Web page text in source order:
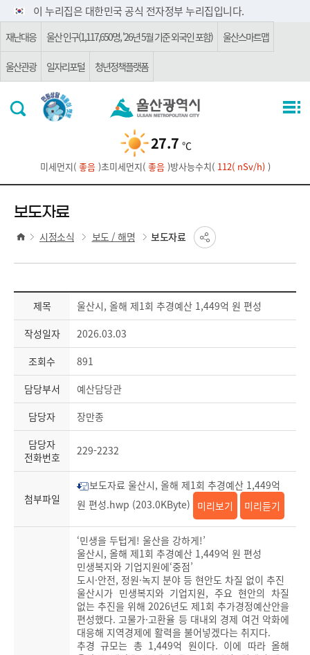
주요 메뉴로 건너뛰기
본문으로가기이 누리집은 대한민국 공식 전자정부 누리집입니다.
재난대응 울산 인구(1,117,650명, '26년 5월 기준 외국인 포함) 울산스마트맵
울산관광 일자리포털 청년정책플랫폼
27.7 ℃
미세먼지( 좋음)초미세먼지( 좋음)방사능수치(112( nSv/h) )
보도자료
시정소식 보도 / 해명 보도자료
제목
울산시, 올해 제1회 추경예산 1,449억 원 편성
작성일자
2026.03.03
조회수
891
담당부서
예산담당관
담당자
장만종
담당자
전화번호
229-2232
첨부파일
보도자료 울산시, 올해 제1회 추경예산 1,449억
원 편성.hwp (203.0KByte) 미리보기 미리듣기
‘민생을 두텁게! 울산을 강하게!’
울산시, 올해 제1회 추경예산 1,449억 원 편성
민생복지와 기업지원에‘중점’
도시·안전, 정원·녹지 분야 등 현안도 차질 없이 추진
울산시가 민생복지와 기업지원, 주요 현안의 차질
없는 추진을 위해 2026년도 제1회 추가경정예산안을
편성했다. 고물가·고환율 등 대내외 경제 여건 악화에
대응해 지역경제에 활력을 불어넣겠다는 취지다.
추경 규모는 총 1,449억 원이다. 이에 따라 올해